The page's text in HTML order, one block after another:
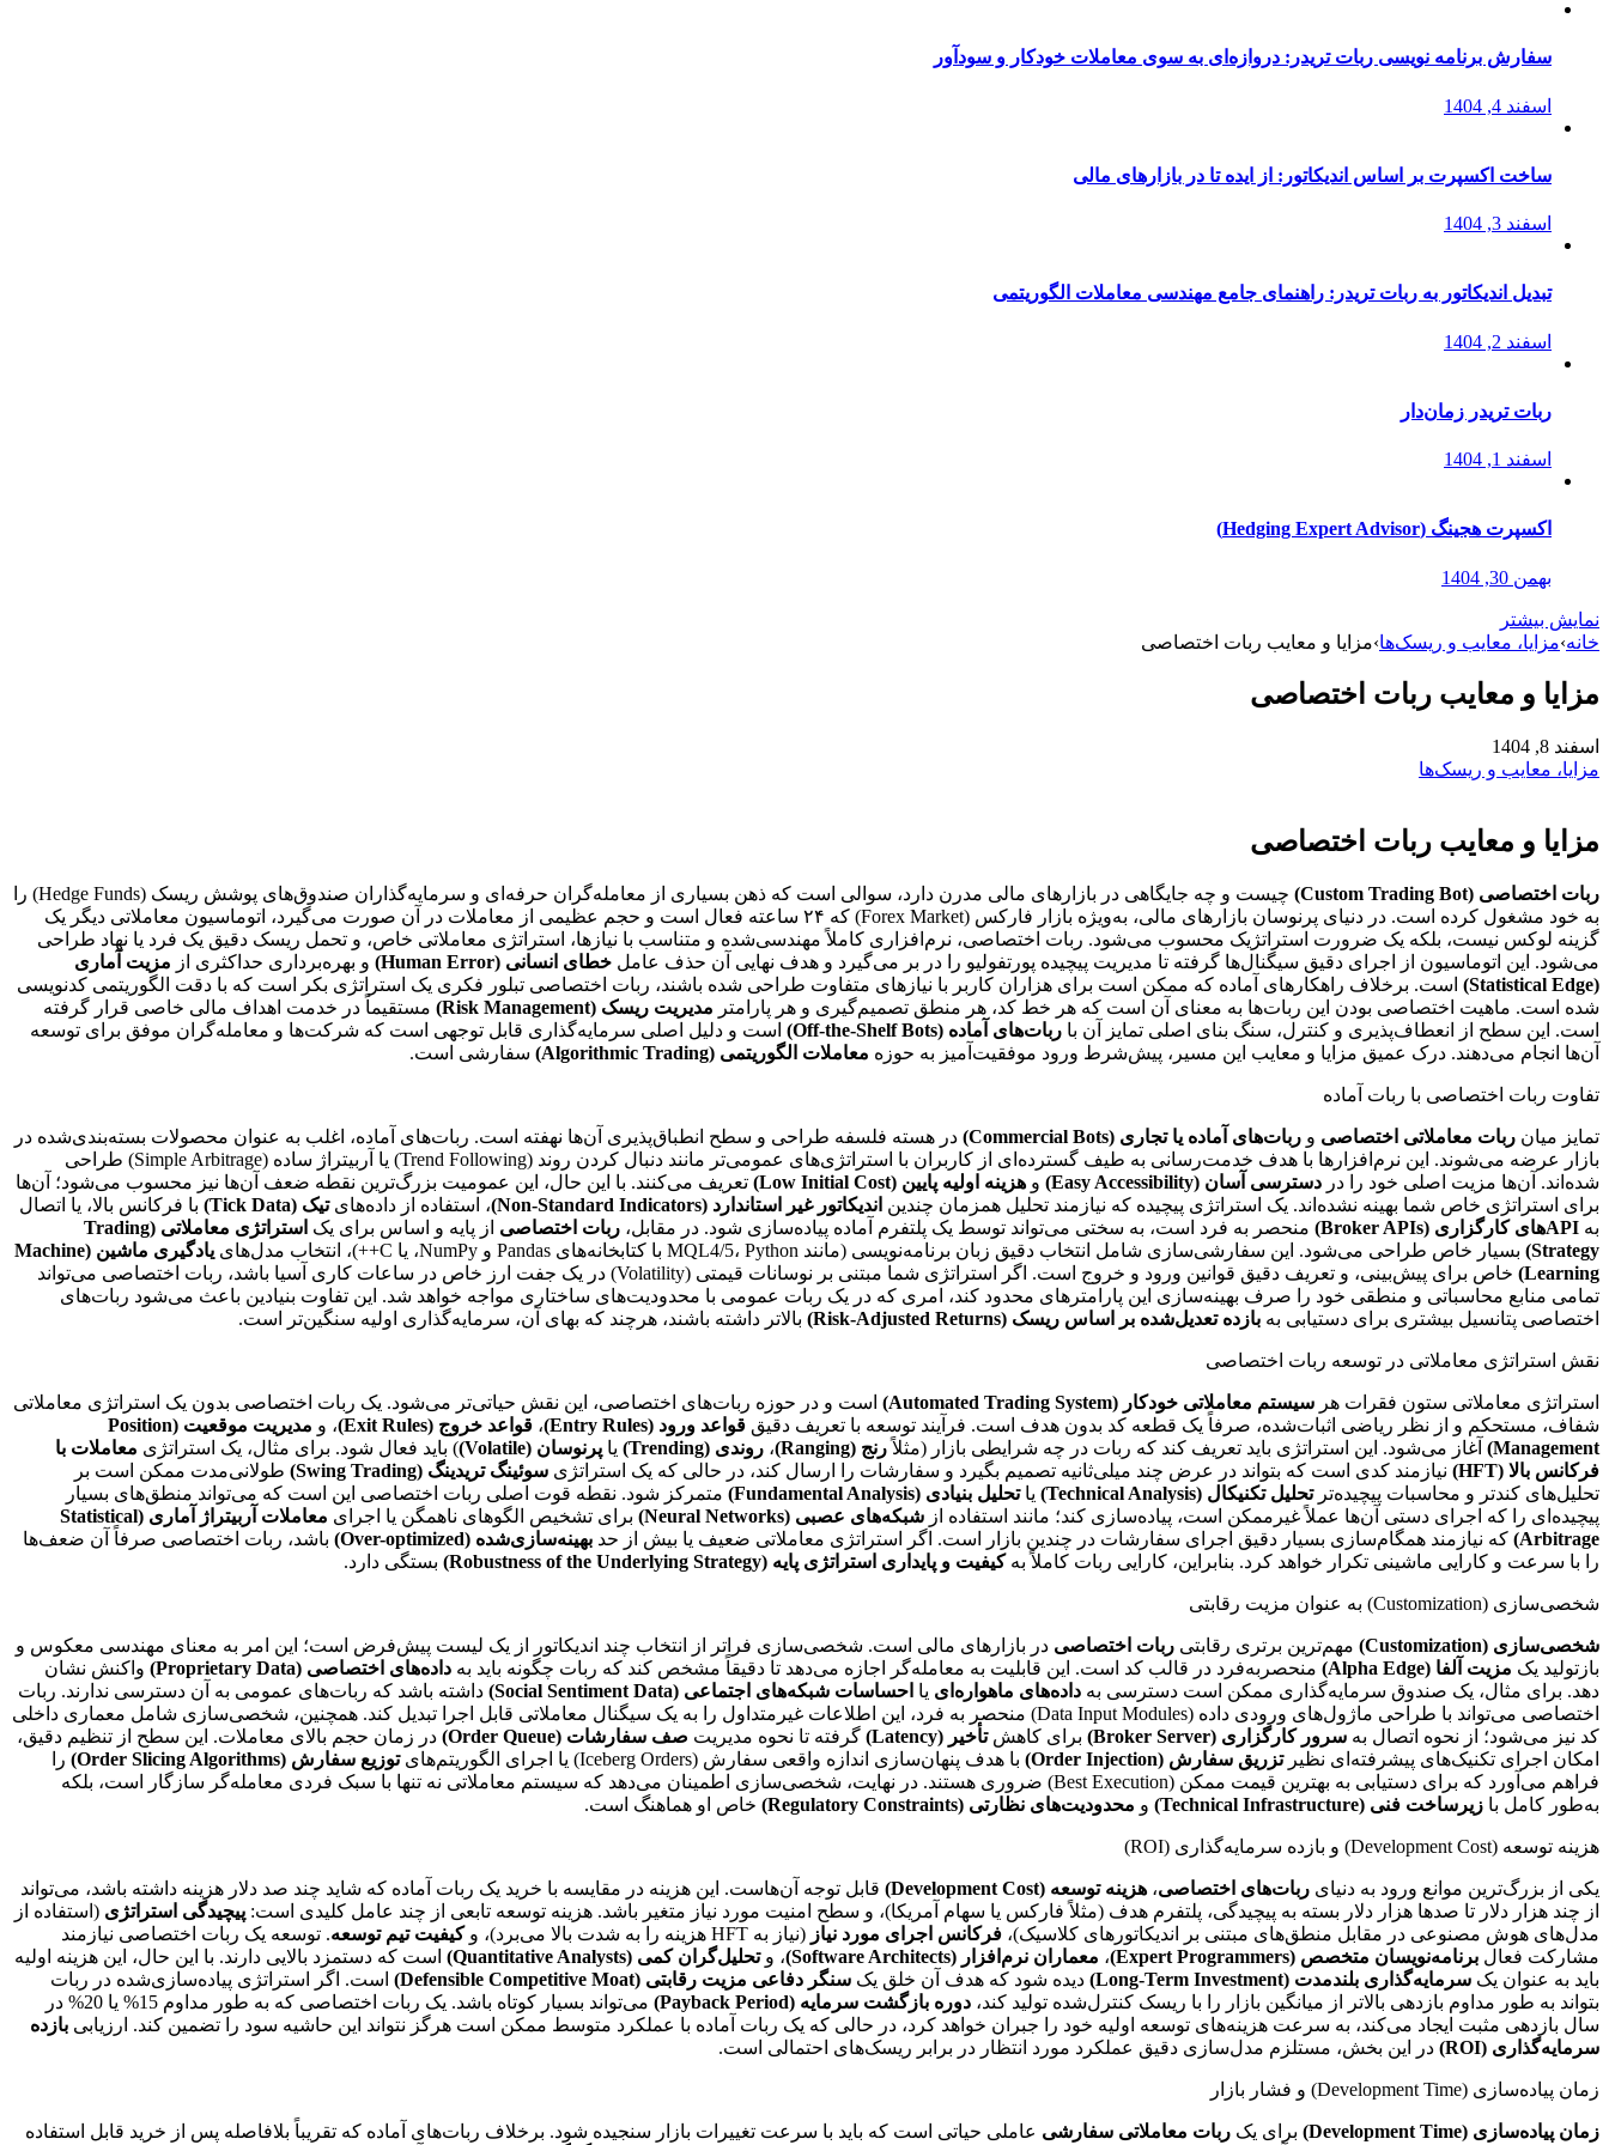
سفارش برنامه نویسی ربات تریدر: دروازه‌ای به سوی معاملات خودکار و سودآور
اسفند 4, 1404
ساخت اکسپرت بر اساس اندیکاتور: از ایده تا در بازارهای مالی
اسفند 3, 1404
تبدیل اندیکاتور به ربات تریدر: راهنمای جامع مهندسی معاملات الگوریتمی
اسفند 2, 1404
ربات تریدر زمان‌دار
اسفند 1, 1404
اکسپرت هجینگ (Hedging Expert Advisor)
بهمن 30, 1404
نمایش بیشتر
خانه›مزایا، معایب و ریسک‌ها›مزایا و معایب ربات اختصاصی
مزایا و معایب ربات اختصاصی
اسفند 8, 1404
مزایا، معایب و ریسک‌ها
مزایا و معایب ربات اختصاصی
ربات اختصاصی (Custom Trading Bot)
چیست و چه جایگاهی در بازارهای مالی مدرن دارد، سوالی است که ذهن بسیاری از معامله‌گران حرفه‌ای و سرمایه‌گذاران صندوق‌های پوشش ریسک (Hedge Funds) را
به خود مشغول کرده است. در دنیای پرنوسان بازارهای مالی، به‌ویژه بازار فارکس (Forex Market) که ۲۴ ساعته فعال است و حجم عظیمی از معاملات در آن صورت می‌گیرد، اتوماسیون معاملاتی دیگر یک
گزینه لوکس نیست، بلکه یک ضرورت استراتژیک محسوب می‌شود. ربات اختصاصی، نرم‌افزاری کاملاً مهندسی‌شده و متناسب با نیازها، استراتژی معاملاتی خاص، و تحمل ریسک دقیق یک فرد یا نهاد طراحی
می‌شود. این اتوماسیون از اجرای دقیق سیگنال‌ها گرفته تا مدیریت پیچیده پورتفولیو را در بر می‌گیرد و هدف نهایی آن حذف عامل خطای انسانی (Human Error) و بهره‌برداری حداکثری از مزیت آماری
(Statistical Edge)
است. برخلاف راهکارهای آماده که ممکن است برای هزاران کاربر با نیازهای متفاوت طراحی شده باشند، ربات اختصاصی تبلور فکری یک استراتژی بکر است که با دقت الگوریتمی کدنویسی
شده است. ماهیت اختصاصی بودن این ربات‌ها به معنای آن است که هر خط کد، هر منطق تصمیم‌گیری و هر پارامتر مدیریت ریسک (Risk Management)
مستقیماً در خدمت اهداف مالی خاصی قرار گرفته
است. این سطح از انعطاف‌پذیری و کنترل، سنگ بنای اصلی تمایز آن با ربات‌های آماده (Off-the-Shelf Bots)
است و دلیل اصلی سرمایه‌گذاری قابل توجهی است که شرکت‌ها و معامله‌گران موفق برای توسعه
آن‌ها انجام می‌دهند. درک عمیق مزایا و معایب این مسیر، پیش‌شرط ورود موفقیت‌آمیز به حوزه معاملات الگوریتمی (Algorithmic Trading) سفارشی است.
تفاوت ربات اختصاصی با ربات آماده
تمایز میان ربات معاملاتی اختصاصی و ربات‌های آماده یا تجاری (Commercial Bots)
در هسته فلسفه طراحی و سطح انطباق‌پذیری آن‌ها نهفته است. ربات‌های آماده، اغلب به عنوان محصولات بسته‌بندی‌شده در
بازار عرضه می‌شوند. این نرم‌افزارها با هدف خدمت‌رسانی به طیف گسترده‌ای از کاربران با استراتژی‌های عمومی‌تر مانند دنبال کردن روند (Trend Following) یا آربیتراژ ساده (Simple Arbitrage) طراحی
شده‌اند. آن‌ها مزیت اصلی خود را در دسترسی آسان (Easy Accessibility) و هزینه اولیه پایین (Low Initial Cost)
تعریف می‌کنند. با این حال، این عمومیت بزرگ‌ترین نقطه ضعف آن‌ها نیز محسوب می‌شود؛ آن‌ها
برای استراتژی خاص شما بهینه نشده‌اند. یک استراتژی پیچیده که نیازمند تحلیل همزمان چندین اندیکاتور غیر استاندارد (Non-Standard Indicators) ، استفاده از داده‌هایتیک (Tick Data)
با فرکانس بالا، یا اتصال
به APIهای کارگزاری (Broker APIs) منحصر به فرد است، به سختی می‌تواند توسط یک پلتفرم آماده پیاده‌سازی شود. در مقابل، ربات اختصاصی از پایه و اساس برای یک
استراتژی معاملاتی (Trading
Strategy) بسیار خاص طراحی می‌شود. این سفارشی‌سازی شامل انتخاب دقیق زبان برنامه‌نویسی (مانند MQL4/5، Python با کتابخانه‌های Pandas و NumPy، یا C++)، انتخاب مدل‌های
یادگیری ماشین (Machine
Learning)
خاص برای پیش‌بینی، و تعریف دقیق قوانین ورود و خروج است. اگر استراتژی شما مبتنی بر نوسانات قیمتی (Volatility) در یک جفت ارز خاص در ساعات کاری آسیا باشد، ربات اختصاصی می‌تواند
تمامی منابع محاسباتی و منطقی خود را صرف بهینه‌سازی این پارامترهای محدود کند، امری که در یک ربات عمومی با محدودیت‌های ساختاری مواجه خواهد شد. این تفاوت بنیادین باعث می‌شود ربات‌های
اختصاصی پتانسیل بیشتری برای دستیابی به بازده تعدیل‌شده بر اساس ریسک (Risk-Adjusted Returns) بالاتر داشته باشند، هرچند که بهای آن، سرمایه‌گذاری اولیه سنگین‌تر است.
نقش استراتژی معاملاتی در توسعه ربات اختصاصی
استراتژی معاملاتی ستون فقرات هر سیستم معاملاتی خودکار (Automated Trading System)
است و در حوزه ربات‌های اختصاصی، این نقش حیاتی‌تر می‌شود. یک ربات اختصاصی بدون یک استراتژی معاملاتی
شفاف، مستحکم و از نظر ریاضی اثبات‌شده، صرفاً یک قطعه کد بدون هدف است. فرآیند توسعه با تعریف دقیق قواعد ورود (Entry Rules) ، قواعد خروج (Exit Rules) ، و
مدیریت موقعیت (Position
Management)
آغاز می‌شود. این استراتژی باید تعریف کند که ربات در چه شرایطی بازار (مثلاًرنج (Ranging) ، روندی (Trending) یا پرنوسان (Volatile) ) باید فعال شود. برای مثال، یک استراتژی معاملات با
فرکانس بالا (HFT)
نیازمند کدی است که بتواند در عرض چند میلی‌ثانیه تصمیم بگیرد و سفارشات را ارسال کند، در حالی که یک استراتژی سوئینگ تریدینگ (Swing Trading)
طولانی‌مدت ممکن است بر
تحلیل‌های کندتر و محاسبات پیچیده‌ترتحلیل تکنیکال (Technical Analysis) یاتحلیل بنیادی (Fundamental Analysis)
متمرکز شود. نقطه قوت اصلی ربات اختصاصی این است که می‌تواند منطق‌های بسیار
پیچیده‌ای را که اجرای دستی آن‌ها عملاً غیرممکن است، پیاده‌سازی کند؛ مانند استفاده از شبکه‌های عصبی (Neural Networks) برای تشخیص الگوهای ناهمگن یا اجرای
معاملات آربیتراژ آماری (Statistical
Arbitrage) که نیازمند همگام‌سازی بسیار دقیق اجرای سفارشات در چندین بازار است. اگر استراتژی معاملاتی ضعیف یا بیش از حد بهینه‌سازی‌شده (Over-optimized)
باشد، ربات اختصاصی صرفاً آن ضعف‌ها
را با سرعت و کارایی ماشینی تکرار خواهد کرد. بنابراین، کارایی ربات کاملاً بهکیفیت و پایداری استراتژی پایه (Robustness of the Underlying Strategy) بستگی دارد.
شخصی‌سازی (Customization) به عنوان مزیت رقابتی
شخصی‌سازی (Customization) مهم‌ترین برتری رقابتی ربات اختصاصی در بازارهای مالی است. شخصی‌سازی فراتر از انتخاب چند اندیکاتور از یک لیست پیش‌فرض است؛ این امر به معنای مهندسی معکوس و
بازتولید یک مزیت آلفا (Alpha Edge) منحصربه‌فرد در قالب کد است. این قابلیت به معامله‌گر اجازه می‌دهد تا دقیقاً مشخص کند که ربات چگونه باید به داده‌های اختصاصی (Proprietary Data)
واکنش نشان
دهد. برای مثال، یک صندوق سرمایه‌گذاری ممکن است دسترسی به داده‌های ماهواره‌ای یا احساسات شبکه‌های اجتماعی (Social Sentiment Data)
داشته باشد که ربات‌های عمومی به آن دسترسی ندارند. ربات
اختصاصی می‌تواند با طراحی ماژول‌های ورودی داده (Data Input Modules) منحصر به فرد، این اطلاعات غیرمتداول را به یک سیگنال معاملاتی قابل اجرا تبدیل کند. همچنین، شخصی‌سازی شامل معماری داخلی
کد نیز می‌شود؛ از نحوه اتصال به سرور کارگزاری (Broker Server) برای کاهشتأخیر (Latency) گرفته تا نحوه مدیریت صف سفارشات (Order Queue)
در زمان حجم بالای معاملات. این سطح از تنظیم دقیق،
امکان اجرای تکنیک‌های پیشرفته‌ای نظیرتزریق سفارش (Order Injection) با هدف پنهان‌سازی اندازه واقعی سفارش (Iceberg Orders) یا اجرای الگوریتم‌های توزیع سفارش (Order Slicing Algorithms)
را
فراهم می‌آورد که برای دستیابی به بهترین قیمت ممکن (Best Execution) ضروری هستند. در نهایت، شخصی‌سازی اطمینان می‌دهد که سیستم معاملاتی نه تنها با سبک فردی معامله‌گر سازگار است، بلکه
به‌طور کامل با زیرساخت فنی (Technical Infrastructure) و محدودیت‌های نظارتی (Regulatory Constraints) خاص او هماهنگ است.
هزینه توسعه (Development Cost) و بازده سرمایه‌گذاری (ROI)
یکی از بزرگ‌ترین موانع ورود به دنیای ربات‌های اختصاصی، هزینه توسعه (Development Cost)
قابل توجه آن‌هاست. این هزینه در مقایسه با خرید یک ربات آماده که شاید چند صد دلار هزینه داشته باشد، می‌تواند
از چند هزار دلار تا صدها هزار دلار بسته به پیچیدگی، پلتفرم هدف (مثلاً فارکس یا سهام آمریکا)، و سطح امنیت مورد نیاز متغیر باشد. هزینه توسعه تابعی از چند عامل کلیدی است: پیچیدگی استراتژی (استفاده از
مدل‌های هوش مصنوعی در مقابل منطق‌های مبتنی بر اندیکاتورهای کلاسیک)، فرکانس اجرای مورد نیاز (نیاز به HFT هزینه را به شدت بالا می‌برد)، و کیفیت تیم توسعه. توسعه یک ربات اختصاصی نیازمند
مشارکت فعال برنامه‌نویسان متخصص (Expert Programmers) ، معماران نرم‌افزار (Software Architects) ، وتحلیل‌گران کمی (Quantitative Analysts)
است که دستمزد بالایی دارند. با این حال، این هزینه اولیه
باید به عنوان یک سرمایه‌گذاری بلندمدت (Long-Term Investment) دیده شود که هدف آن خلق یک سنگر دفاعی مزیت رقابتی (Defensible Competitive Moat)
است. اگر استراتژی پیاده‌سازی‌شده در ربات
بتواند به طور مداوم بازدهی بالاتر از میانگین بازار را با ریسک کنترل‌شده تولید کند، دوره بازگشت سرمایه (Payback Period)
می‌تواند بسیار کوتاه باشد. یک ربات اختصاصی که به طور مداوم 15% یا 20% در
سال بازدهی مثبت ایجاد می‌کند، به سرعت هزینه‌های توسعه اولیه خود را جبران خواهد کرد، در حالی که یک ربات آماده با عملکرد متوسط ممکن است هرگز نتواند این حاشیه سود را تضمین کند. ارزیابی بازده
سرمایه‌گذاری (ROI)
در این بخش، مستلزم مدل‌سازی دقیق عملکرد مورد انتظار در برابر ریسک‌های احتمالی است.
زمان پیاده‌سازی (Development Time) و فشار بازار
زمان پیاده‌سازی (Development Time) برای یک ربات معاملاتی سفارشی عاملی حیاتی است که باید با سرعت تغییرات بازار سنجیده شود. برخلاف ربات‌های آماده که تقریباً بلافاصله پس از خرید قابل استفاده